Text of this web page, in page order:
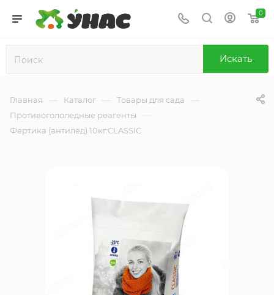
0
Искать
Главная — Каталог — Товары для сада —
Противогололедные реагенты —
Фертика (антилёд) 10кг.CLASSIC